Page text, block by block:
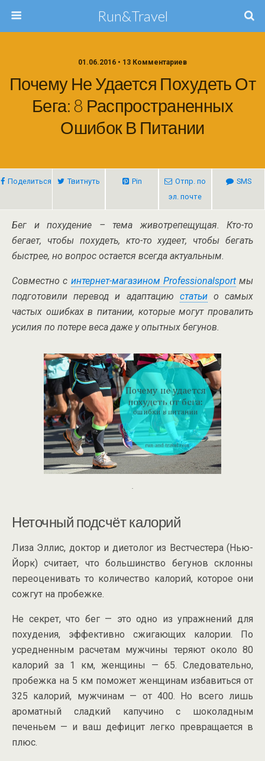
Run&Travel
01.06.2016 • 13 Комментариев
Почему Не Удается Похудеть От
Бега: 8 Распространенных
Ошибок В Питании
Поделиться Твитнуть Pin
Отпр. по
эл. почте
SMS
Бег и похудение – тема животрепещущая. Кто-то
бегает, чтобы похудеть, кто-то худеет, чтобы бегать
быстрее, но вопрос остается всегда актуальным.
Совместно с интернет-магазином Professionalsportмы
подготовили перевод и адаптацию статьио самых
частых ошибках в питании, которые могут провалить
усилия по потере веса даже у опытных бегунов.
.
Неточный подсчёт калорий
Лиза Эллис, доктор и диетолог из Вестчестера (Нью-
Йорк) считает, что большинство бегунов склонны
переоценивать то количество калорий, которое они
сожгут на пробежке.
Не секрет, что бег — это одно из упражнений для
похудения, эффективно сжигающих калории. По
усредненным расчетам мужчины теряют около 80
калорий за 1 км, женщины — 65. Следовательно,
пробежка на 5 км поможет женщинам избавиться от
325 калорий, мужчинам — от 400. Но всего лишь
ароматный сладкий капучино с шоколадным
печеньем — и ваш дефицит легко превращается в
плюс.